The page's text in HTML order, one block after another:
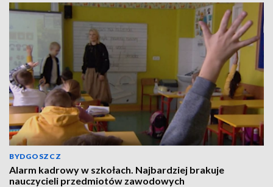
BYDGOSZCZ
Alarm kadrowy w szkołach. Najbardziej brakuje
nauczycieli przedmiotów zawodowych